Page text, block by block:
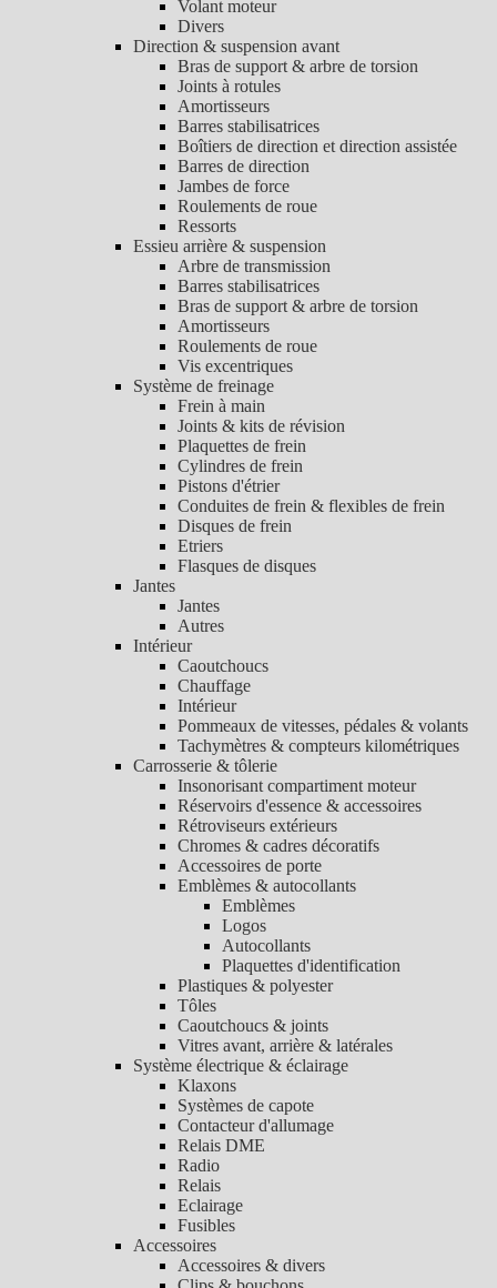
Volant moteur
Divers
Direction & suspension avant
Bras de support & arbre de torsion
Joints à rotules
Amortisseurs
Barres stabilisatrices
Boîtiers de direction et direction assistée
Barres de direction
Jambes de force
Roulements de roue
Ressorts
Essieu arrière & suspension
Arbre de transmission
Barres stabilisatrices
Bras de support & arbre de torsion
Amortisseurs
Roulements de roue
Vis excentriques
Système de freinage
Frein à main
Joints & kits de révision
Plaquettes de frein
Cylindres de frein
Pistons d'étrier
Conduites de frein & flexibles de frein
Disques de frein
Etriers
Flasques de disques
Jantes
Jantes
Autres
Intérieur
Caoutchoucs
Chauffage
Intérieur
Pommeaux de vitesses, pédales & volants
Tachymètres & compteurs kilométriques
Carrosserie & tôlerie
Insonorisant compartiment moteur
Réservoirs d'essence & accessoires
Rétroviseurs extérieurs
Chromes & cadres décoratifs
Accessoires de porte
Emblèmes & autocollants
Emblèmes
Logos
Autocollants
Plaquettes d'identification
Plastiques & polyester
Tôles
Caoutchoucs & joints
Vitres avant, arrière & latérales
Système électrique & éclairage
Klaxons
Systèmes de capote
Contacteur d'allumage
Relais DME
Radio
Relais
Eclairage
Fusibles
Accessoires
Accessoires & divers